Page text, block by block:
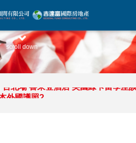
scroll down
外國護照?
外國護照?